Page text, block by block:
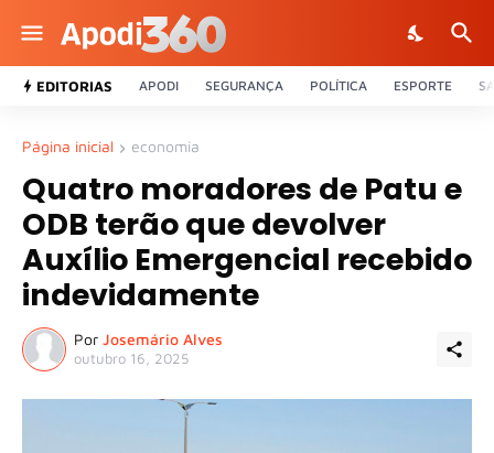
EDITORIAS APODI SEGURANÇA POLÍTICA ESPORTE
Página inicial economia
Quatro moradores de Patu e
ODB terão que devolver
Auxílio Emergencial recebido
indevidamente
Por Josemário Alves
outubro 16, 2025